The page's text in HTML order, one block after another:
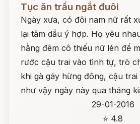
Tục ăn trầu ngắt đuôi
Ngày xưa, có đôi nam nữ rất
lại tâm dầu ý hợp. Họ yêu
hằng đêm cô thiếu nữ lén để
rước cậu trai vào tình tự, trò
khi gà gáy hừng đông, cậu trai
như vậy ngày này qua tháng
29-01-2016
⭐ 4.8